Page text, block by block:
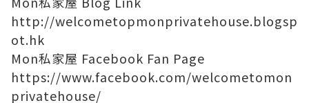
http://welcometopmonprivatehouse.blogsp
ot.hk
Mon私家屋 Facebook Fan Page
https://www.facebook.com/welcometomon
privatehouse/